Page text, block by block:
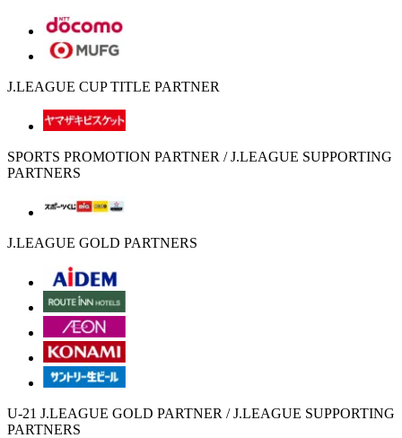
J.LEAGUE CUP TITLE PARTNER
SPORTS PROMOTION PARTNER / J.LEAGUE SUPPORTING
PARTNERS
J.LEAGUE GOLD PARTNERS
U-21 J.LEAGUE GOLD PARTNER / J.LEAGUE SUPPORTING
PARTNERS